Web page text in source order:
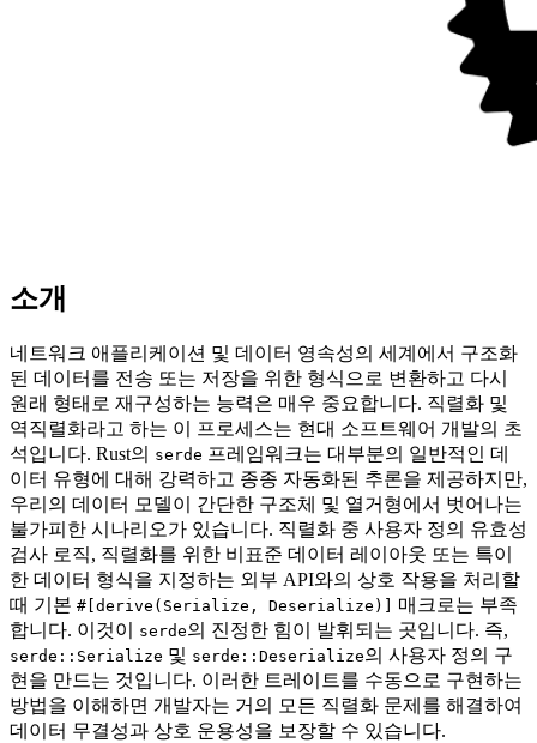
소개
네트워크 애플리케이션 및 데이터 영속성의 세계에서 구조화
된 데이터를 전송 또는 저장을 위한 형식으로 변환하고 다시
원래 형태로 재구성하는 능력은 매우 중요합니다. 직렬화 및
역직렬화라고 하는 이 프로세스는 현대 소프트웨어 개발의 초
석입니다. Rust의 serde 프레임워크는 대부분의 일반적인 데
이터 유형에 대해 강력하고 종종 자동화된 추론을 제공하지만,
우리의 데이터 모델이 간단한 구조체 및 열거형에서 벗어나는
불가피한 시나리오가 있습니다. 직렬화 중 사용자 정의 유효성
검사 로직, 직렬화를 위한 비표준 데이터 레이아웃 또는 특이
한 데이터 형식을 지정하는 외부 API와의 상호 작용을 처리할
때 기본 #[derive(Serialize, Deserialize)]
매크로는 부족
합니다. 이것이
serde의 진정한 힘이 발휘되는 곳입니다. 즉,
serde::Serialize 및 serde::Deserialize의 사용자 정의 구
현을 만드는 것입니다. 이러한 트레이트를 수동으로 구현하는
방법을 이해하면 개발자는 거의 모든 직렬화 문제를 해결하여
데이터 무결성과 상호 운용성을 보장할 수 있습니다.